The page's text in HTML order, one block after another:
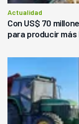
Actualidad
Con US$ 70
para producir